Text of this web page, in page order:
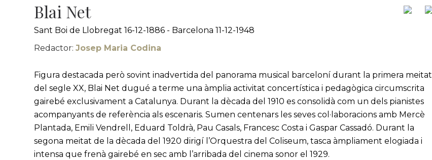
Blai Net
Sant Boi de Llobregat 16-12-1886 - Barcelona 11-12-1948
Redactor:Josep Maria Codina
Figura destacada però sovint inadvertida del panorama musical barceloní durant la primera meitat
del segle XX, Blai Net dugué a terme una àmplia activitat concertística i pedagògica circumscrita
gairebé exclusivament a Catalunya. Durant la dècada del 1910 es consolidà com un dels pianistes
acompanyants de referència als escenaris. Sumen centenars les seves col·laboracions amb Mercè
Plantada, Emili Vendrell, Eduard Toldrà, Pau Casals, Francesc Costa i Gaspar Cassadó. Durant la
segona meitat de la dècada del 1920 dirigí l’Orquestra del Coliseum, tasca àmpliament elogiada i
intensa que frenà gairebé en sec amb l’arribada del cinema sonor el 1929.